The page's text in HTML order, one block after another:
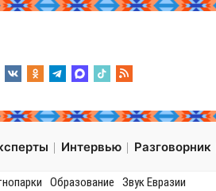
Интервью Разговорник
Образование Звук Евразии